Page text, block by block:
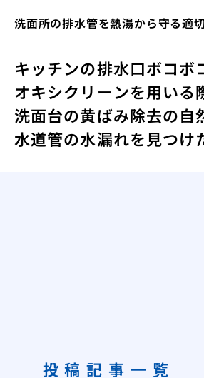
洗面所の排水管を熱湯から守る適
キッチンの排水口ボコボ
オキシクリーンを用いる
洗面台の黄ばみ除去の自
水道管の水漏れを見つけ
投稿記事一覧